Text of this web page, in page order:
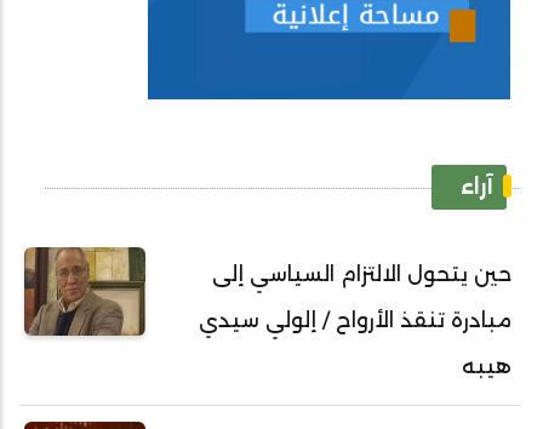
آراء
حين يتحول الالتزام السياسي إلى
مبادرة تنقذ الأرواح / إلولي سيدي
هيبه